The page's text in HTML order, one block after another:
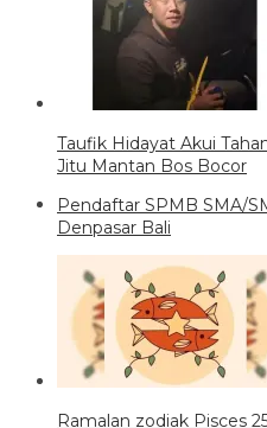
Taufik Hidayat Akui
Jitu Mantan Bos Bocor
Pendaftar SPMB SMA/
Denpasar Bali
Ramalan zodiak Pisces